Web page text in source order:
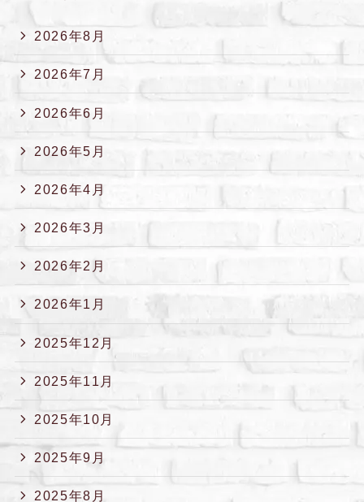
2026年8月
2026年7月
2026年6月
2026年5月
2026年4月
2026年3月
2026年2月
2026年1月
2025年12月
2025年11月
2025年10月
2025年9月
2025年8月